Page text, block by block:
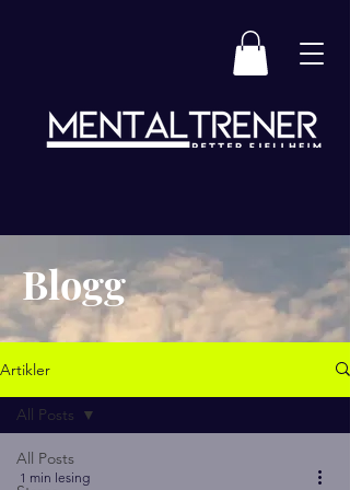
Blogg
Artikler
All Posts
All Posts
1 min lesing